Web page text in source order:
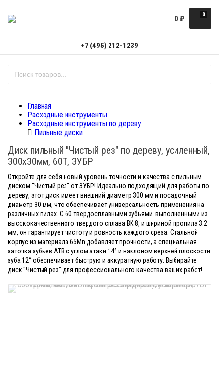
0
0 ₽
+7 (495) 212-1239
Главная
Расходные инструменты
Расходные инструменты по дереву
Пильные диски
Диск пильный "Чистый рез" по дереву, усиленный,
300х30мм, 60Т, ЗУБР
Откройте для себя новый уровень точности и качества с пильным
диском "Чистый рез" от ЗУБР! Идеально подходящий для работы по
дереву, этот диск имеет внешний диаметр 300 мм и посадочный
диаметр 30 мм, что обеспечивает универсальность применения на
различных пилах. С 60 твердосплавными зубьями, выполненными из
высококачественного твердого сплава ВК 8, и шириной пропила 3.2
мм, он гарантирует чистоту и ровность каждого среза. Стальной
корпус из материала 65Mn добавляет прочности, а специальная
заточка зубьев АТВ с углом атаки 14° и наклоном верхней плоскости
зуба 12° обеспечивает быструю и аккуратную работу. Выбирайте
диск "Чистый рез" для профессионального качества ваших работ!